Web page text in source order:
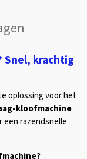
Snel, krachtig
oplossing voor het
kloofmachine
een razendsnelle